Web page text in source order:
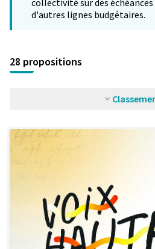
collectivité sur des
d'autres lignes budgétaires.
28 propositions